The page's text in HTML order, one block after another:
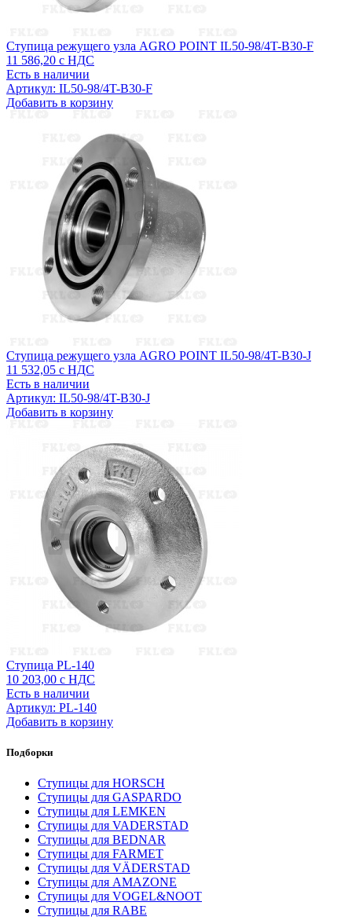
Ступица режущего узла AGRO POINT IL50-98/4T-B30-F
11 586,20 с НДС
Есть в наличии
Артикул: IL50-98/4T-B30-F
Добавить в корзину
Ступица режущего узла AGRO POINT IL50-98/4T-B30-J
11 532,05 с НДС
Есть в наличии
Артикул: IL50-98/4T-B30-J
Добавить в корзину
Ступица PL-140
10 203,00 с НДС
Есть в наличии
Артикул: PL-140
Добавить в корзину
Подборки
Ступицы для HORSCH
Ступицы для GASPARDO
Ступицы для LEMKEN
Ступицы для VADERSTAD
Ступицы для BEDNAR
Ступицы для FARMET
Ступицы для VÄDERSTAD
Ступицы для AMAZONE
Ступицы для VOGEL&NOOT
Ступицы для RABE